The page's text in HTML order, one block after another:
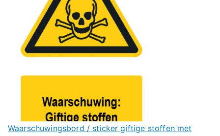
Waarschuwingsbord / sticker giftige stoffen met